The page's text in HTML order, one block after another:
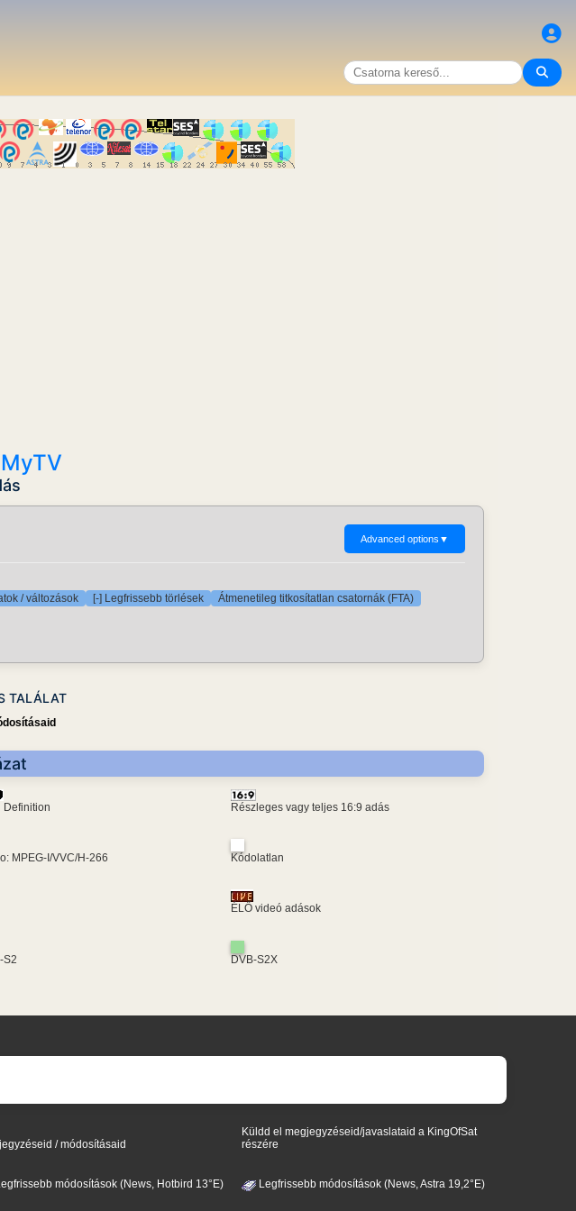
MyTV
Advanced options ▼
/ változások [-] Legfrissebb törlések Átmenetileg titkosítatlan csatornák (FTA)
TALÁLAT
Definition Részleges vagy teljes 16:9 adás
MPEG-I/VVC/H-266 Kódolatlan
ÉLŐ videó adások
S2 DVB-S2X
/ módosításaid
Küldd el megjegyzéseid/javaslataid a KingOfSat
részére
módosítások (News, Hotbird 13°E) Legfrissebb módosítások (News, Astra 19,2°E)